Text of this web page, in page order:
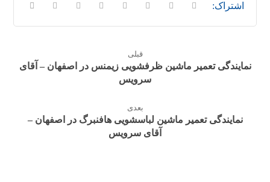
قبلی
نمایندگی تعمیر ماشین ظرفشویی زیمنس در اصفهان – آقای
سرویس
بعدی
نمایندگی تعمیر ماشین لباسشویی هافنبرگ در اصفهان –
آقای سرویس